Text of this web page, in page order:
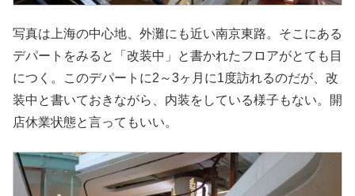
写真は上海の中心地、外灘にも近い南京東路。そこにある
デパートをみると「改装中」と書かれたフロアがとても目
につく。このデパートに2～3ヶ月に1度訪れるのだが、改
装中と書いておきながら、内装をしている様子もない。開
店休業状態と言ってもいい。